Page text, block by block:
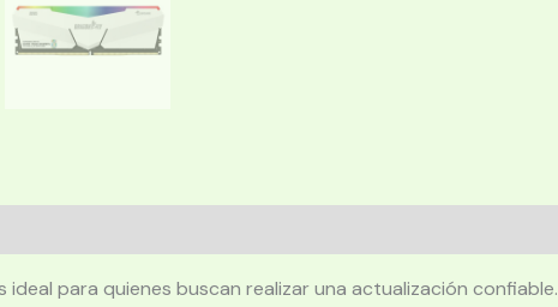
para quienes buscan realizar una actualización confiable.